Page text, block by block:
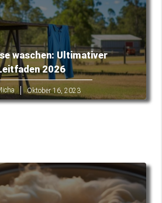
waschen: Ultimativer
2026
Oktober 16, 2023